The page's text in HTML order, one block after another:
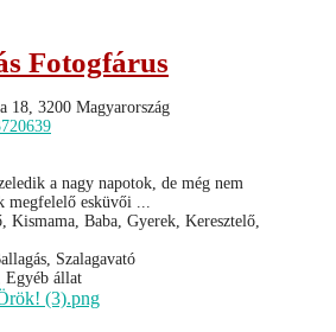
Fotogfárus
18, 3200 Magyarország
a nagy napotok, de még nem
megfelelő esküvői ...
Kismama, Baba, Gyerek, Keresztelő,
Szalagavató
Egyéb állat